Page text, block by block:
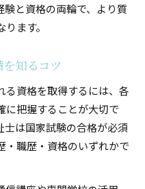
と資格の両輪で、より質
ます。
知るコツ
る資格を取得するには、各
に把握することが大切で
士は国家試験の合格が必須
・職歴・資格のいずれかで